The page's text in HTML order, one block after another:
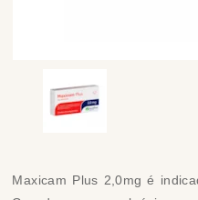
Maxicam Plus 2,0mg é